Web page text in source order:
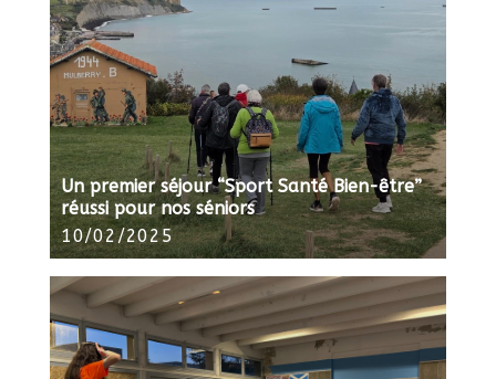
Un premier séjour “Sport Santé Bien-être”
réussi pour nos séniors
10/02/2025